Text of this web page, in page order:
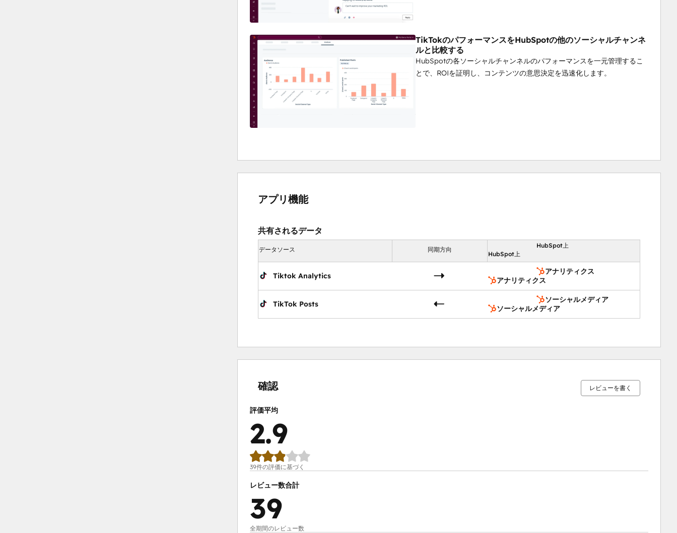
TikTokのパフォーマンスをHubSpotの他のソーシャルチャンネ
ルと比較する
HubSpotの各ソーシャルチャンネルのパフォーマンスを一元管理するこ
とで、ROIを証明し、コンテンツの意思決定を迅速化します。
アプリ機能
共有されるデータ
データソース 同期方向
HubSpot上
HubSpot上
Tiktok Analytics
アナリティクス
アナリティクス
TikTok Posts
ソーシャルメディア
ソーシャルメディア
確認 レビューを書く
評価平均
2.9
39件の評価に基づく
レビュー数合計
39
全期間のレビュー数
了
了
了
了了